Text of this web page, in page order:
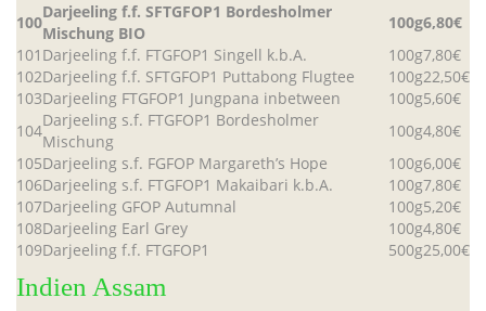
100
Darjeeling f.f. SFTGFOP1 Bordesholmer
Mischung BIO
100g6,80€
101 Darjeeling f.f. FTGFOP1 Singell k.b.A. 100g7,80€
102Darjeeling f.f. SFTGFOP1 Puttabong Flugtee 100g22,50€
103Darjeeling FTGFOP1 Jungpana inbetween 100g5,60€
104
Darjeeling s.f. FTGFOP1 Bordesholmer
Mischung
100g4,80€
105Darjeeling s.f. FGFOP Margareth’s Hope 100g6,00€
106Darjeeling s.f. FTGFOP1 Makaibari k.b.A. 100g7,80€
107Darjeeling GFOP Autumnal 100g5,20€
108Darjeeling Earl Grey 100g4,80€
109Darjeeling f.f. FTGFOP1 500g25,00€
Indien Assam